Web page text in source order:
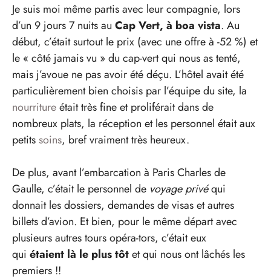
Je suis moi même partis avec leur compagnie, lors
d’un 9 jours 7 nuits au Cap Vert, à boa vista. Au
début, c’était surtout le prix (avec une offre à -52 %) et
le « côté jamais vu » du cap-vert qui nous as tenté,
mais j’avoue ne pas avoir été déçu. L’hôtel avait été
particulièrement bien choisis par l’équipe du site, la
nourritureétait très fine et proliférait dans de
nombreux plats, la réception et les personnel était aux
petitssoins, bref vraiment très heureux.
De plus, avant l’embarcation à Paris Charles de
Gaulle, c’était le personnel de voyage privéqui
donnait les dossiers, demandes de visas et autres
billets d’avion. Et bien, pour le même départ avec
plusieurs autres tours opéra-tors, c’était eux
qui étaient là le plus tôtet qui nous ont lâchés les
premiers !!